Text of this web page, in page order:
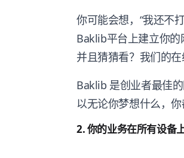
你可能会想，“我还不
Baklib平台上建立你的
并且猜猜看？我们的
Baklib 是创业者最佳
以无论你梦想什么，
2. 你的业务在所有设备